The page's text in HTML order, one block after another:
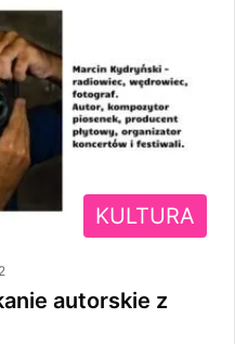
KULTURA
autorskie z